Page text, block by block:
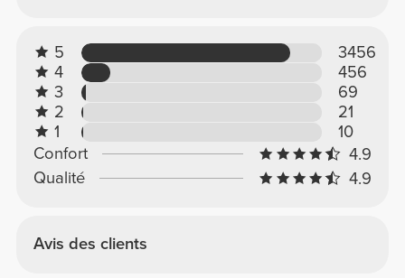
5
3456
4
456
3
69
2
21
1
10
Confort
4.9
Qualité
4.9
Avis des clients